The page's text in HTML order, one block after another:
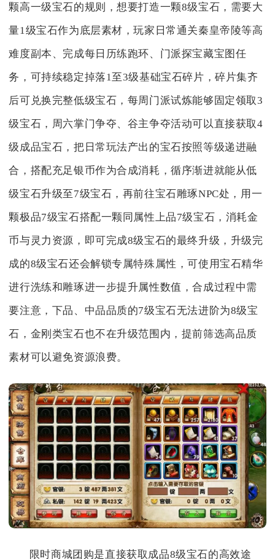
颗高一级宝石的规则，想要打造一颗8级宝石，需要大
量1级宝石作为底层素材，玩家日常通关秦皇帝陵等高
难度副本、完成每日历练跑环、门派探宝藏宝图任
务，可持续稳定掉落1至3级基础宝石碎片，碎片集齐
后可兑换完整低级宝石，每周门派试炼能够固定领取3
级宝石，周六掌门争夺、谷主争夺活动可以直接获取4
级成品宝石，把日常玩法产出的宝石按照等级递进融
合，搭配充足银币作为合成消耗，循序渐进就能从低
级宝石升级至7级宝石，再前往宝石雕琢NPC处，用一
颗极品7级宝石搭配一颗同属性上品7级宝石，消耗金
币与灵力资源，即可完成8级宝石的最终升级，升级完
成的8级宝石还会解锁专属特殊属性，可使用宝石精华
进行洗练和雕琢进一步提升属性数值，合成过程中需
要注意，下品、中品品质的7级宝石无法进阶为8级宝
石，金刚类宝石也不在升级范围内，提前筛选高品质
素材可以避免资源浪费。
限时商城团购是直接获取成品8级宝石的高效途